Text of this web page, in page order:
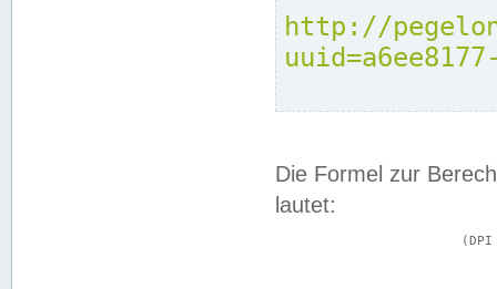
http://
Die Formel zur
lautet: